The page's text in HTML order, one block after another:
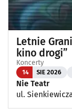
Letnie
kino drogi”
Koncerty
14 SIE 2026
Nie Teatr
ul.